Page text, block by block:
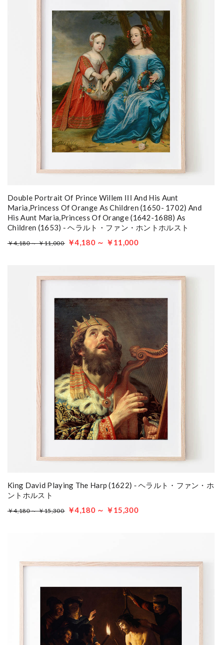
Double Portrait Of Prince Willem III And His Aunt
Maria,Princess Of Orange As Children (1650- 1702) And
His Aunt Maria,Princess Of Orange (1642-1688) As
Children (1653) - ヘラルト・ファン・ホントホルスト
￥4,180 ～ ￥11,000 ￥4,180 ～ ￥11,000
King David Playing The Harp (1622) - ヘラルト・ファン・ホ
ントホルスト
￥4,180 ～ ￥15,300 ￥4,180 ～ ￥15,300